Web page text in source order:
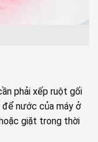
phải xếp ruột gối
nước của máy ở
giặt trong thời